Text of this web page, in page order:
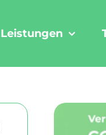
Leistungen